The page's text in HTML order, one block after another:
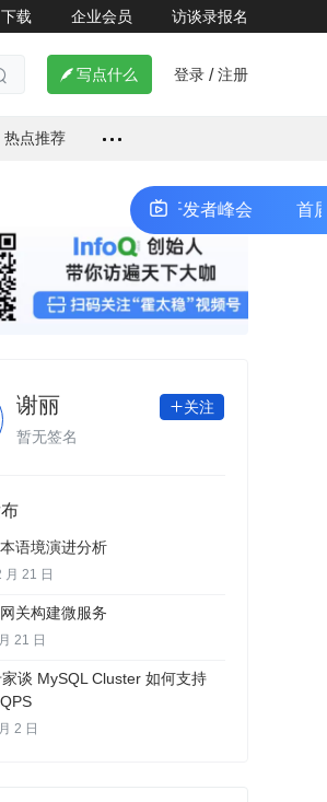
载 企业会员 访谈录报名
 写点什么 登录 / 注册
热点推荐
谢丽 关注
暂无签名
语境演进分析
21 日
关构建微服务
21 日
谈 MySQL Cluster 如何支持
2 日
暨Techo TVP开发者峰会 首届腾讯